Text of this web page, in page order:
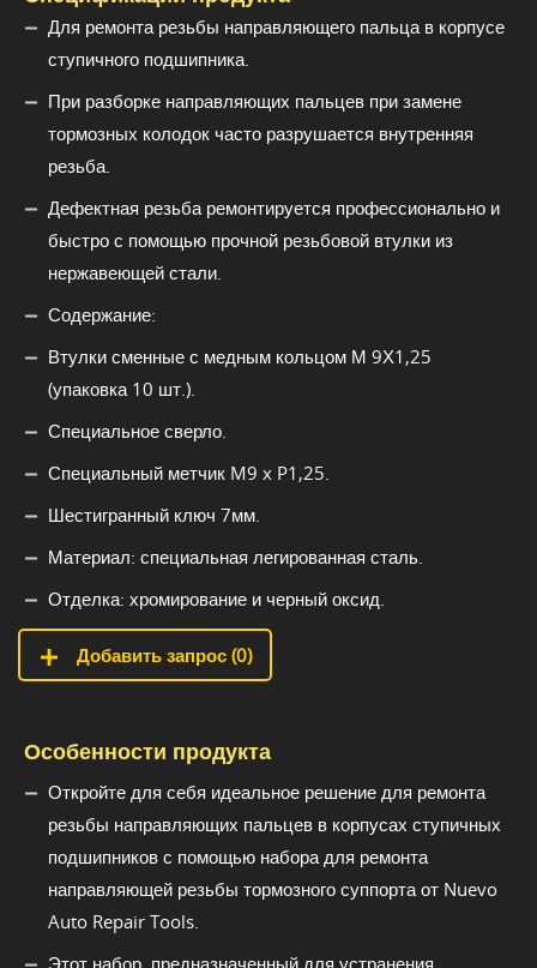
Для ремонта резьбы направляющего пальца в корпусе
ступичного подшипника.
При разборке направляющих пальцев при замене
тормозных колодок часто разрушается внутренняя
резьба.
Дефектная резьба ремонтируется профессионально и
быстро с помощью прочной резьбовой втулки из
нержавеющей стали.
Содержание:
Втулки сменные с медным кольцом М 9Х1,25
(упаковка 10 шт.).
Специальное сверло.
Специальный метчик M9 x P1,25.
Шестигранный ключ 7мм.
Материал: специальная легированная сталь.
Отделка: хромирование и черный оксид.
Добавить запрос (0)
Особенности продукта
Откройте для себя идеальное решение для ремонта
резьбы направляющих пальцев в корпусах ступичных
подшипников с помощью набора для ремонта
направляющей резьбы тормозного суппорта от Nuevo
Auto Repair Tools.